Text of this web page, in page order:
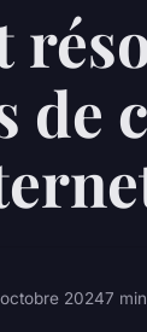
de
20247